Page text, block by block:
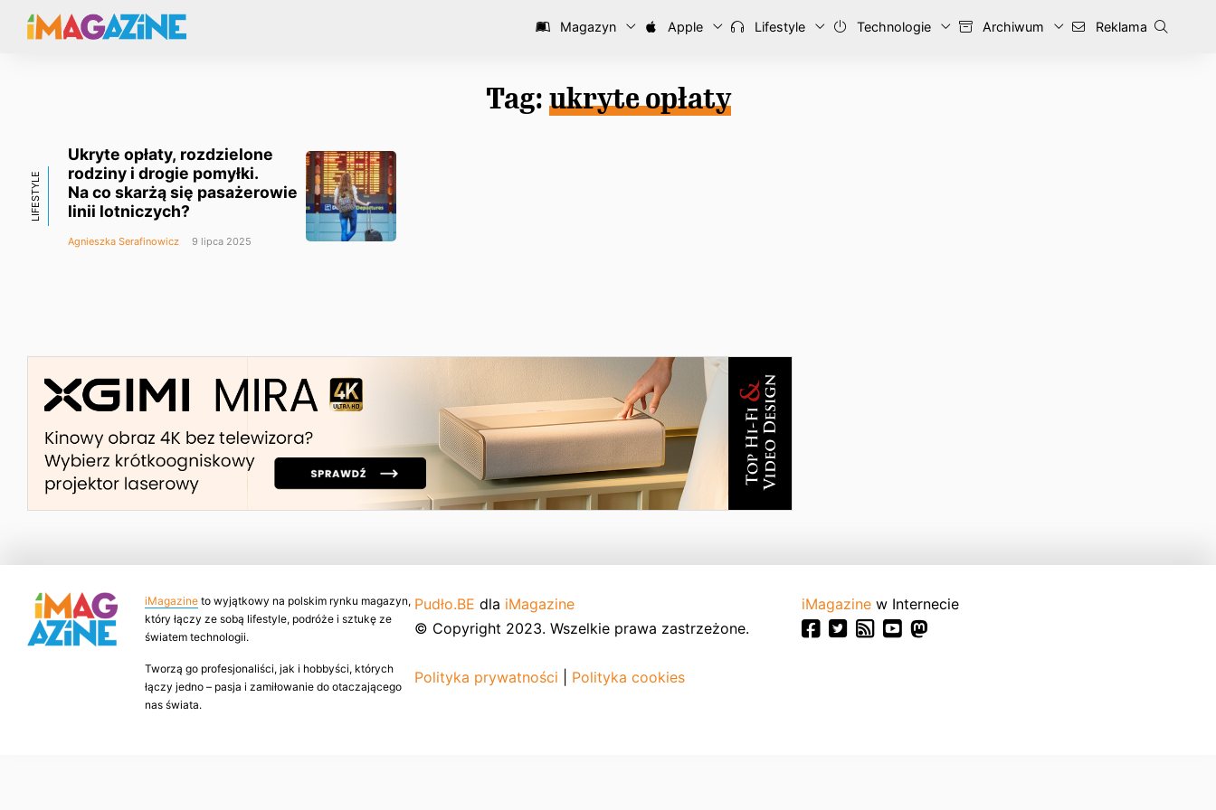
Magazyn Apple Lifestyle Technologie Archiwum Reklama
Tag: ukryte opłaty
LIFESTYLE
Ukryte opłaty, rozdzielone
rodziny i drogie pomyłki.
Na co skarżą się pasażerowie
linii lotniczych?
Agnieszka Serafinowicz 9 lipca 2025
iMagazine to wyjątkowy na polskim rynku magazyn,
który łączy ze sobą lifestyle, podróże i sztukę ze
światem technologii.
Tworzą go profesjonaliści, jak i hobbyści, których
łączy jedno – pasja i zamiłowanie do otaczającego
nas świata.
Pudło.BE dla iMagazine
© Copyright 2023. Wszelkie prawa zastrzeżone.
Polityka prywatności Polityka cookies
iMagazine w Internecie